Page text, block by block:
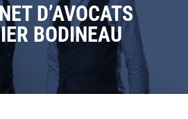
D’AVOCATS
BODINEAU